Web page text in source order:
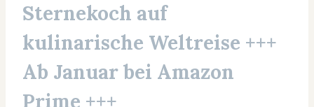
Sternekoch auf
kulinarische Weltreise +++
Ab Januar bei Amazon
Prime +++